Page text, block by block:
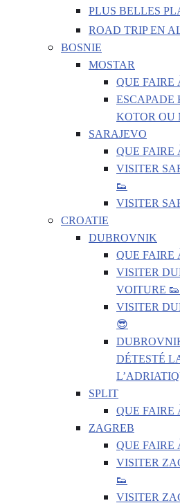
PLUS BELLES
ROAD TRIP EN
BOSNIE
MOSTAR
QUE FAIRE
ESCAPADE
KOTOR OU
SARAJEVO
QUE FAIRE
VISITER
👟
VISITER
CROATIE
DUBROVNIK
QUE FAIRE
VISITER
VOITURE 👟
VISITER
😎
DÉTESTÉ
SPLIT
QUE FAIRE
ZAGREB
QUE FAIRE
VISITER
👟
VISITER